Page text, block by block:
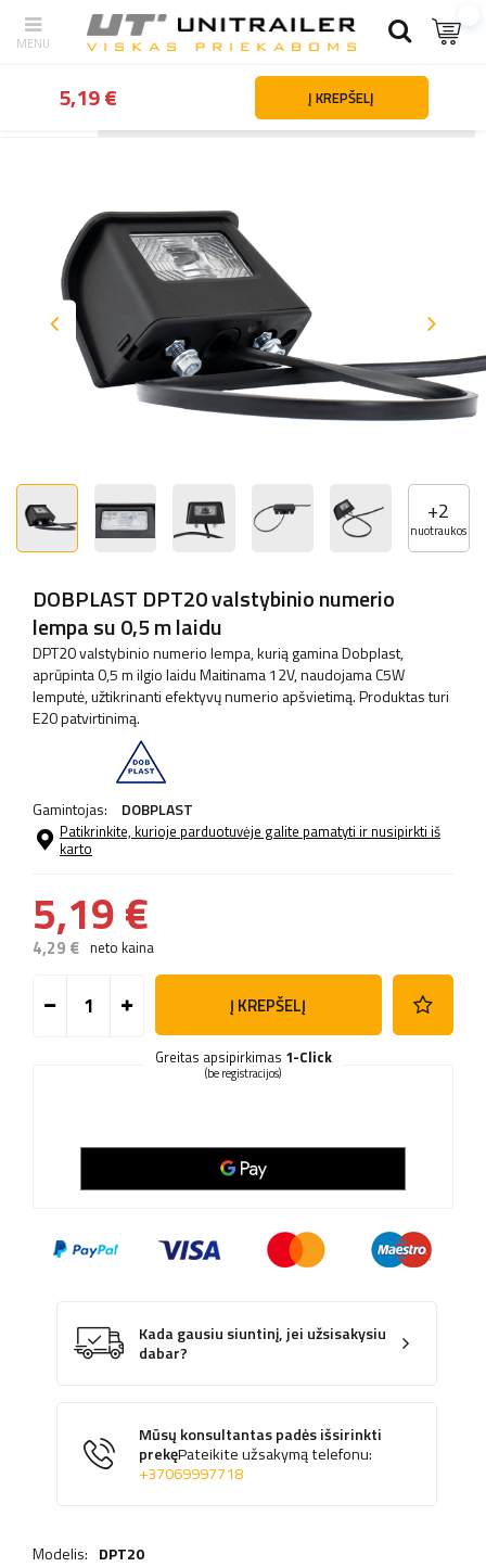
Apšvietimas ir elektros dalys Valstybinio
+2
nuotraukos
DOBPLAST DPT20 valstybinio numerio
lempa su 0,5 m laidu
DPT20 valstybinio numerio lempa, kurią gamina Dobplast,
aprūpinta 0,5 m ilgio laidu Maitinama 12V, naudojama C5W
lemputė, užtikrinanti efektyvų numerio apšvietimą. Produktas turi
E20 patvirtinimą.
Gamintojas: DOBPLAST
Patikrinkite, kurioje parduotuvėje galite pamatyti ir nusipirkti iš
karto
5,19 €
4,29 € neto kaina
Į KREPŠELĮ
Greitas apsipirkimas 1-Click
(be registracijos)
Kada gausiu siuntinį, jei užsisakysiu
dabar?
Mūsų konsultantas padės išsirinkti
prekęPateikite užsakymą telefonu:
+37069997718
Modelis: DPT20
5,19 € Į KREPŠELĮ